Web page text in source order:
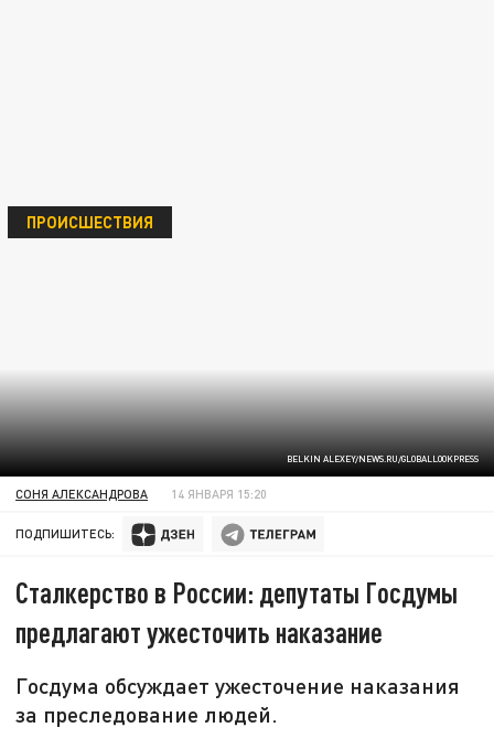
BELKIN ALEXEY/NEWS.RU/GLOBALLOOKPRESS
ПРОИСШЕСТВИЯ
СОНЯ АЛЕКСАНДРОВА 14 ЯНВАРЯ 15:20
ПОДПИШИТЕСЬ:
Сталкерство в России: депутаты Госдумы
предлагают ужесточить наказание
Госдума обсуждает ужесточение наказания
за преследование людей.